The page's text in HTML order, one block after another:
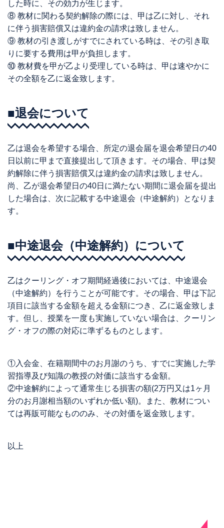
した時に、その効力が生じます。
⑧ 教材に関わる契約解除の際には、甲は乙に対し、それ
に伴う損害賠償又は違約金の請求は致しません。
⑨ 教材の引き渡しがすでにされている時は、その引き取
りに要する費用は甲が負担します。
⑩ 教材費を甲が乙より受理している時は、甲は速やかに
その全額を乙に返金致します。
■退会について
乙は退会を希望する場合、所定の退会届を退会希望日の40
日以前に甲まで直接提出して頂きます。その場合、甲は契
約解除に伴う損害賠償又は違約金の請求は致しません。
尚、乙が退会希望日の40日に満たない期間に退会届を提出
した場合は、次に記載する中途退会（中途解約）となりま
す。
■中途退会（中途解約）について
乙はクーリング・オフ期間経過後においては、中途退会
（中途解約）を行うことが可能です。その場合、甲は下記
項目に該当する金額を超える金額につき、乙に返金致しま
す。但し、授業を一度も実施していない場合は、クーリン
グ・オフの際の対応に準ずるものとします。
①入会金、在籍期間中のお月謝のうち、すでに実施した学
習指導及び知識の教授の対価に該当する金額。
②中途解約によって通常生じる損害の額(2万円又は1ヶ月
分のお月謝相当額のいずれか低い額)。また、教材につい
ては再販可能なもののみ、その対価を返金致します。
以上